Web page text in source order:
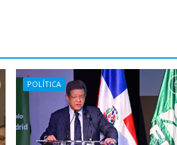
POLÍTICA